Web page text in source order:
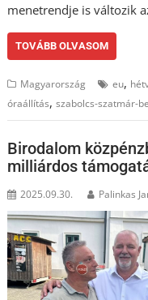
menetrendje is változik
TOVÁBB OLVASOM
Magyarország eu,
óraállítás,szabolcs-szatmár-
Birodalom
milliárdos
2025.09.30. Palinkas